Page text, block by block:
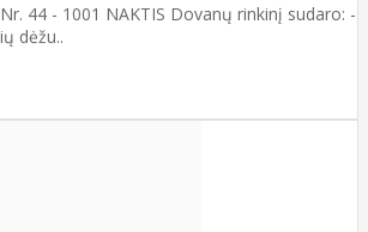
44 - 1001 NAKTIS Dovanų rinkinį sudaro: -
dėžu..